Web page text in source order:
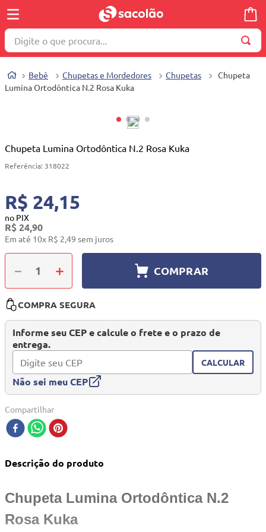
Digite o que procura...
Bebê Chupetas e Mordedores Chupetas
Chupeta
Lumina Ortodôntica N.2 Rosa Kuka
Chupeta Lumina Ortodôntica N.2 Rosa Kuka
Referência: 318022
R$ 24,15
no PIX
R$24,90
Em até 10x R$ 2,49 sem juros
＋
－ COMPRAR
COMPRA SEGURA
Informe seu CEP e calcule o frete e o prazo de
entrega.
CALCULAR
Não sei meu CEP
Compartilhar
Descrição do produto
Chupeta Lumina Ortodôntica N.2
Rosa Kuka
1º
wella
º
4 º
cosmetico
10
mesa dobrável notebook